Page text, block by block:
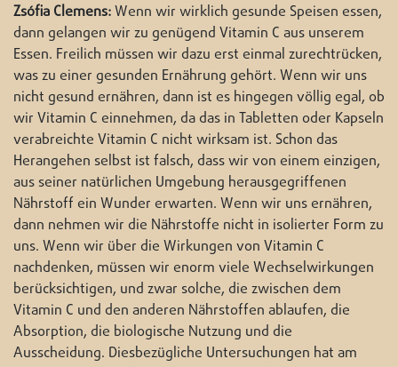
Zsófia Clemens:Wenn wir wirklich gesunde Speisen essen,
dann gelangen wir zu genügend Vitamin C aus unserem
Essen. Freilich müssen wir dazu erst einmal zurechtrücken,
was zu einer gesunden Ernährung gehört. Wenn wir uns
nicht gesund ernähren, dann ist es hingegen völlig egal, ob
wir Vitamin C einnehmen, da das in Tabletten oder Kapseln
verabreichte Vitamin C nicht wirksam ist. Schon das
Herangehen selbst ist falsch, dass wir von einem einzigen,
aus seiner natürlichen Umgebung herausgegriffenen
Nährstoff ein Wunder erwarten. Wenn wir uns ernähren,
dann nehmen wir die Nährstoffe nicht in isolierter Form zu
uns. Wenn wir über die Wirkungen von Vitamin C
nachdenken, müssen wir enorm viele Wechselwirkungen
berücksichtigen, und zwar solche, die zwischen dem
Vitamin C und den anderen Nährstoffen ablaufen, die
Absorption, die biologische Nutzung und die
Ausscheidung. Diesbezügliche Untersuchungen hat am